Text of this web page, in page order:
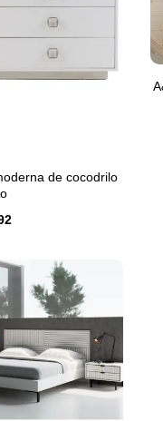
de cocodrilo